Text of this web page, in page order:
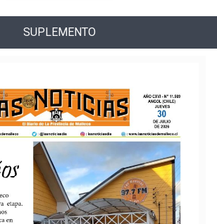
SUPLEMENTO